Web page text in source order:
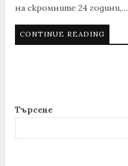
на скромните 24 години,…
CONTINUE READING
Търсене